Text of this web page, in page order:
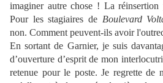
imaginer autre chose ! La
Pour les stagiaires de Boulevard
non. Comment peuvent-ils avoir
En sortant de Garnier, je suis
d’ouverture d’esprit de mon
retenue pour le poste. Je regrette de